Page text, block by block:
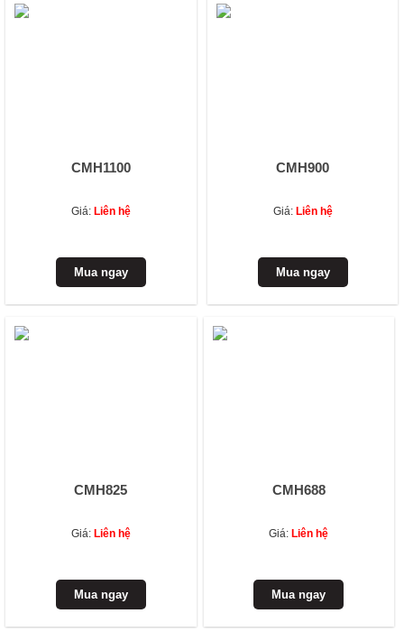
CMH1100
Giá: Liên hệ
CMH900
Giá: Liên hệ
CMH825
Giá: Liên hệ
CMH688
Giá: Liên hệ